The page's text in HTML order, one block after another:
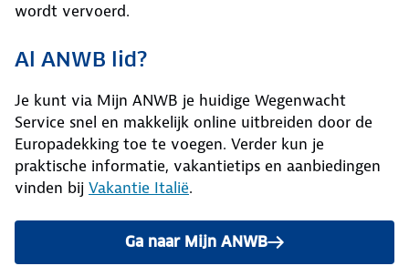
wordt vervoerd.
Al ANWB lid?
Je kunt via Mijn ANWB je huidige Wegenwacht
Service snel en makkelijk online uitbreiden door de
Europadekking toe te voegen. Verder kun je
praktische informatie, vakantietips en aanbiedingen
vinden bij Vakantie Italië.
Ga naar Mijn ANWBom je huidige Wegenwacht